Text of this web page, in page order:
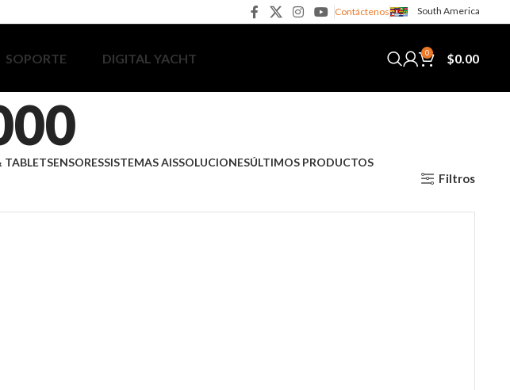
Contáctenos South America
SOPORTE DIGITAL YACHT 0 $0.00
TABLETSENSORESSISTEMAS AISSOLUCIONESÚLTIMOS PRODUCTOS
Filtros